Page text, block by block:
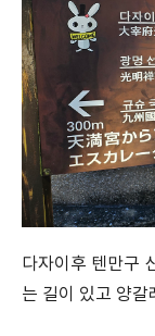
다자이후 텐만구
는 길이 있고 양갈